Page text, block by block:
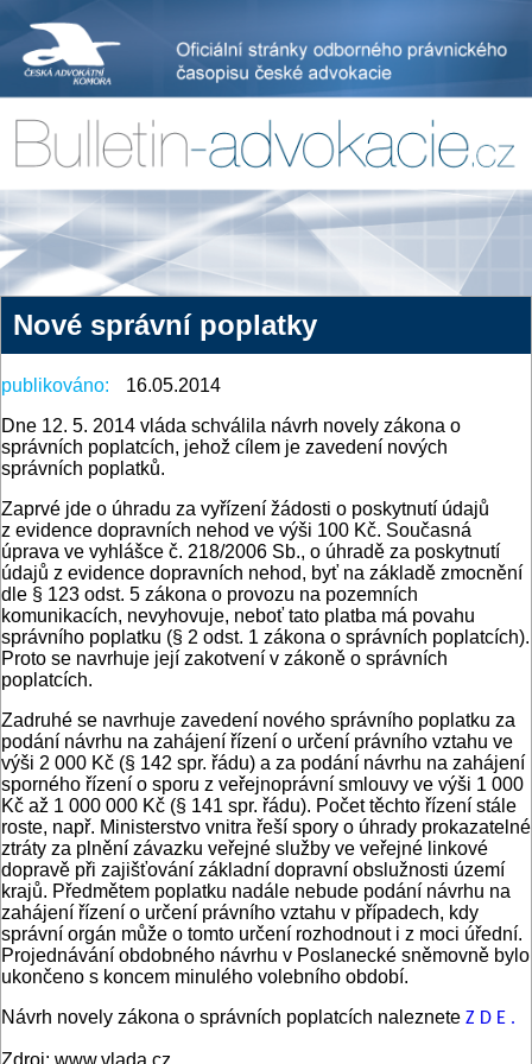
Nové správní poplatky
publikováno:
16.05.2014
Dne 12. 5. 2014 vláda schválila návrh novely zákona o
správních poplatcích, jehož cílem je zavedení nových
správních poplatků.
Zaprvé jde o úhradu za vyřízení žádosti o poskytnutí údajů
z evidence dopravních nehod ve výši 100 Kč. Současná
úprava ve vyhlášce č. 218/2006 Sb., o úhradě za poskytnutí
údajů z evidence dopravních nehod, byť na základě zmocnění
dle § 123 odst. 5 zákona o provozu na pozemních
komunikacích, nevyhovuje, neboť tato platba má povahu
správního poplatku (§ 2 odst. 1 zákona o správních poplatcích).
Proto se navrhuje její zakotvení v zákoně o správních
poplatcích.
Zadruhé se navrhuje zavedení nového správního poplatku za
podání návrhu na zahájení řízení o určení právního vztahu ve
výši 2 000 Kč (§ 142 spr. řádu) a za podání návrhu na zahájení
sporného řízení o sporu z veřejnoprávní smlouvy ve výši 1 000
Kč až 1 000 000 Kč (§ 141 spr. řádu). Počet těchto řízení stále
roste, např. Ministerstvo vnitra řeší spory o úhrady prokazatelné
ztráty za plnění závazku veřejné služby ve veřejné linkové
dopravě při zajišťování základní dopravní obslužnosti území
krajů. Předmětem poplatku nadále nebude podání návrhu na
zahájení řízení o určení právního vztahu v případech, kdy
správní orgán může o tomto určení rozhodnout i z moci úřední.
Projednávání obdobného návrhu v Poslanecké sněmovně bylo
ukončeno s koncem minulého volebního období.
Návrh novely zákona o správních poplatcích naleznete Z D E .
Zdroj: www.vlada.cz.